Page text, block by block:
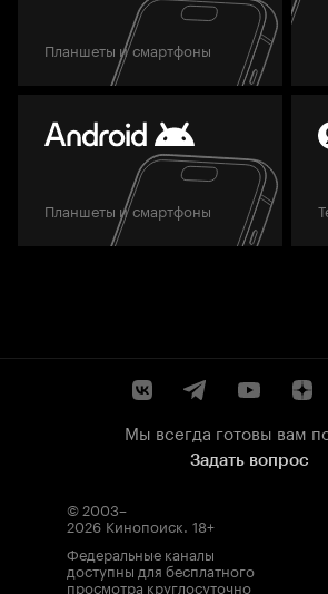
Планшеты и смартфоны
Планшеты и смартфоны
Мы всегда готовы вам
Задать вопрос
© 2003–
2026 Кинопоиск. 18+
Федеральные каналы
доступны для бесплатного
просмотра круглосуточно